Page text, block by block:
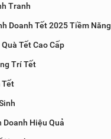
Tranh
Doanh Tết 2025 Tiềm Năng
Tết Cao Cấp
Trí Tết
Tết
Doanh Hiệu Quả